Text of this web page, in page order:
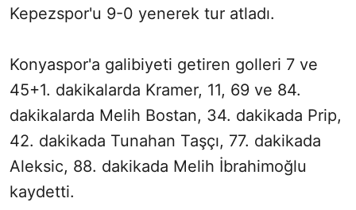
Kepezspor'u 9-0 yenerek tur atladı.
Konyaspor'a galibiyeti getiren golleri 7 ve
45+1. dakikalarda Kramer, 11, 69 ve 84.
dakikalarda Melih Bostan, 34. dakikada Prip,
42. dakikada Tunahan Taşçı, 77. dakikada
Aleksic, 88. dakikada Melih İbrahimoğlu
kaydetti.